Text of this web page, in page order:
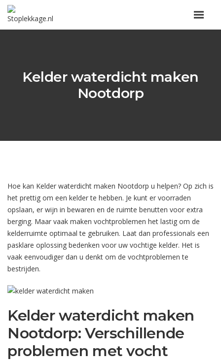
Kelder waterdicht maken
Nootdorp
Hoe kan Kelder waterdicht maken Nootdorp u helpen? Op zich is
het prettig om een kelder te hebben. Je kunt er voorraden
opslaan, er wijn in bewaren en de ruimte benutten voor extra
berging. Maar vaak maken vochtproblemen het lastig om de
kelderruimte optimaal te gebruiken. Laat dan professionals een
pasklare oplossing bedenken voor uw vochtige kelder. Het is
vaak eenvoudiger dan u denkt om de vochtproblemen te
bestrijden.
Kelder waterdicht maken
Nootdorp: Verschillende
problemen met vocht